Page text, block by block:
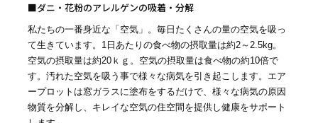
■ダニ・花粉のアレルゲンの吸着・分解
私たちの一番身近な「空気」。毎日たくさんの量の空気を吸っ
て生きています。1日あたりの食べ物の摂取量は約2～2.5kg。
空気の摂取量は約20ｋｇ。空気の摂取量は食べ物の約10倍で
す。汚れた空気を吸う事で様々な病気を引き起こします。エア
ープロットは窓ガラスに塗布をするだけで、様々な病気の原因
物質を分解し、キレイな空気の住空間を提供し健康をサポート